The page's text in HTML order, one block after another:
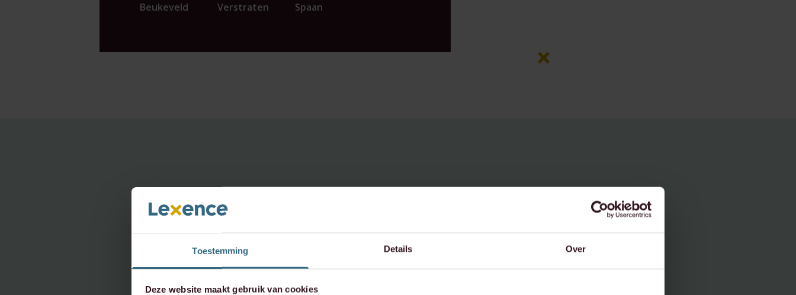
Toestemming Details Over
Deze website maakt gebruik van cookies
Beukeveld
Verstraten
Spaan
Heeft u vragen over dit
onderwerp,
neem contact op: